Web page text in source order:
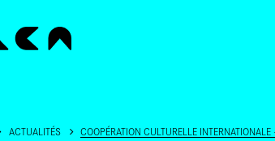
ACTUALITÉS COOPÉRATION CULTURELLE